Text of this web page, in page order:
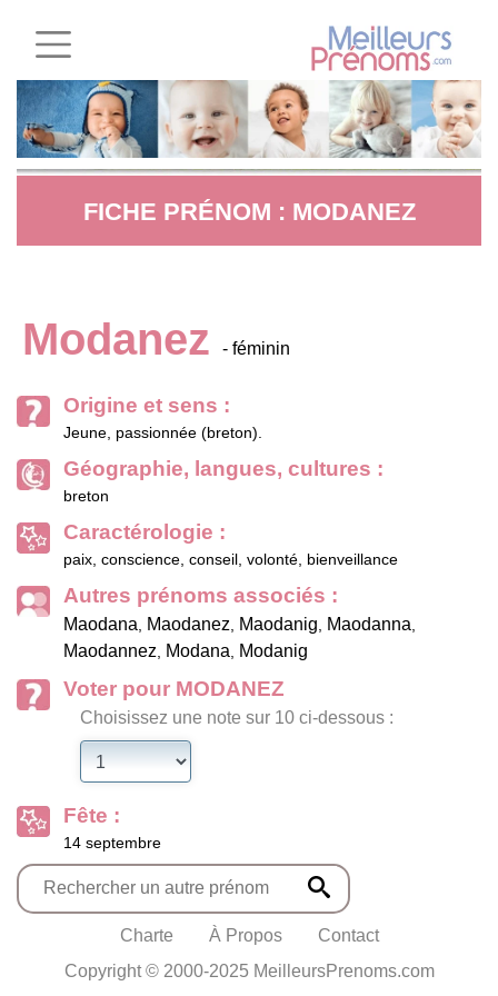
FICHE PRÉNOM : MODANEZ
Modanez - féminin
Origine et sens :
Jeune, passionnée (breton).
Géographie, langues, cultures :
breton
Caractérologie :
paix, conscience, conseil, volonté, bienveillance
Autres prénoms associés :
Maodana, Maodanez, Maodanig, Maodanna,
Maodannez, Modana, Modanig
Voter pour MODANEZ
Choisissez une note sur 10 ci-dessous :
Fête :
14 septembre
Charte À Propos
Contact
Copyright © 2000-2025 MeilleursPrenoms.com